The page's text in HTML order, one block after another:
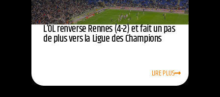
L’OL renverse Rennes (4-2) et fait un pas
de plus vers la Ligue des Champions
LIRE PLUS